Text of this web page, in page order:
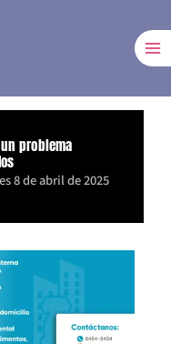
problema
8 de abril de 2025